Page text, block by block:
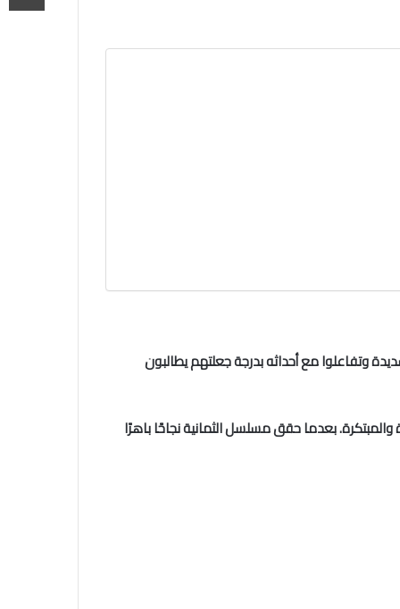
وتفاعلوا مع أحداثه بدرجة جعلتهم يطالبون
بعدما حقق مسلسل الثمانية نجاحًا باهرًا